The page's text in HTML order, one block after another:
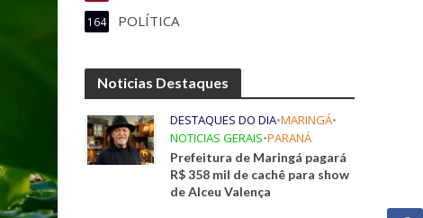
POLÍTICA
164
Noticias Destaques
DESTAQUES DO DIA•MARINGÁ•
NOTICIAS GERAIS•PARANÁ
Prefeitura de Maringá pagará
R$ 358 mil de cachê para show
de Alceu Valença